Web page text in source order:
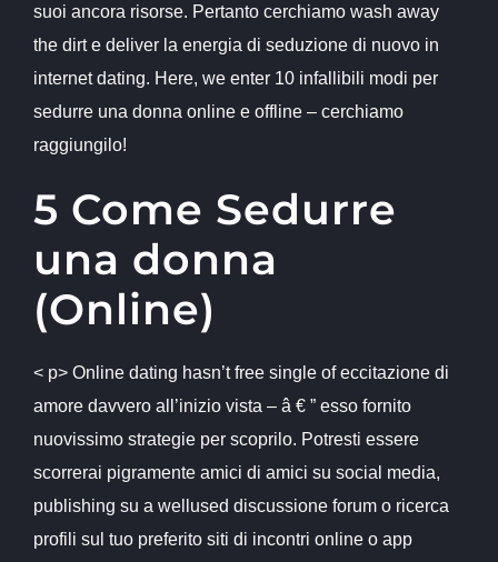
suoi ancora risorse. Pertanto cerchiamo wash away
the dirt e deliver la energia di seduzione di nuovo in
internet dating. Here, we enter 10 infallibili modi per
sedurre una donna online e offline – cerchiamo
raggiungilo!
5 Come Sedurre
una donna
(Online)
< p> Online dating hasn’t free single of eccitazione di
amore davvero all’inizio vista – â € ” esso fornito
nuovissimo strategie per scoprilo. Potresti essere
scorrerai pigramente amici di amici su social media,
publishing su a wellused discussione forum o ricerca
profili sul tuo preferito siti di incontri online o app